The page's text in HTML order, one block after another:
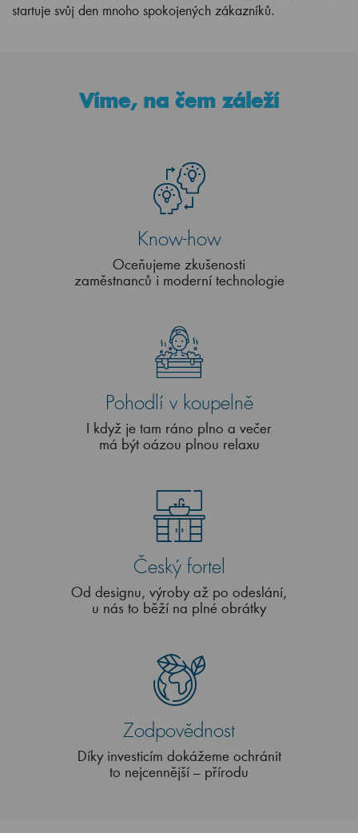
startuje svůj den mnoho spokojených zákazníků.
Víme, na čem záleží
Know-how
Oceňujeme zkušenosti
zaměstnanců i moderní technologie
Pohodlí v koupelně
I když je tam ráno plno a večer
má být oázou plnou relaxu
Český fortel
Od designu, výroby až po odeslání,
u nás to běží na plné obrátky
Zodpovědnost
Díky investicím dokážeme ochránit
to nejcennější – přírodu